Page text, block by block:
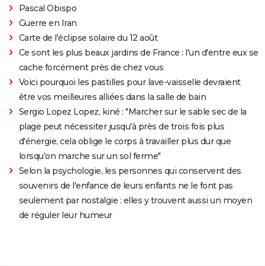
Pascal Obispo
Guerre en Iran
Carte de l'éclipse solaire du 12 août
Ce sont les plus beaux jardins de France : l'un d'entre eux se
cache forcément près de chez vous
Voici pourquoi les pastilles pour lave-vaisselle devraient
être vos meilleures alliées dans la salle de bain
Sergio Lopez Lopez, kiné : "Marcher sur le sable sec de la
plage peut nécessiter jusqu'à près de trois fois plus
d'énergie, cela oblige le corps à travailler plus dur que
lorsqu'on marche sur un sol ferme"
Selon la psychologie, les personnes qui conservent des
souvenirs de l'enfance de leurs enfants ne le font pas
seulement par nostalgie : elles y trouvent aussi un moyen
de réguler leur humeur